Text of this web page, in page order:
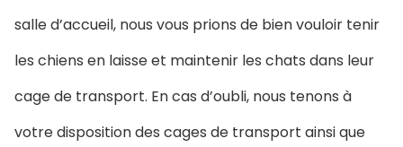
salle d’accueil, nous vous prions de bien vouloir tenir
les chiens en laisse et maintenir les chats dans leur
cage de transport. En cas d’oubli, nous tenons à
votre disposition des cages de transport ainsi que